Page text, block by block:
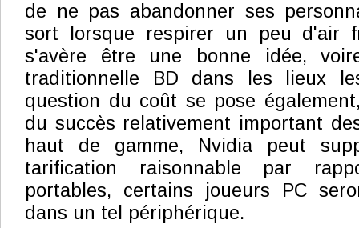
de ne pas abandonner ses
sort lorsque respirer un peu d'air
s'avère être une bonne idée,
traditionnelle BD dans les lieux
question du coût se pose
du succès relativement important
haut de gamme, Nvidia peut
tarification raisonnable par
portables, certains joueurs PC
dans un tel périphérique.